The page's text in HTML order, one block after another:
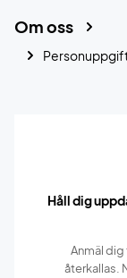
Om oss
Håll dig
Anmäl
återkallas.